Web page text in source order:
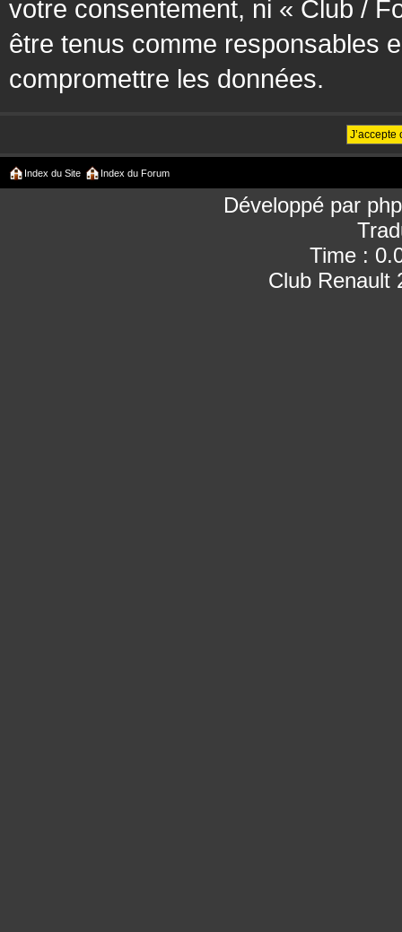
votre consentement, ni « Club /
être tenus comme responsables
compromettre les données.
Index du Site Index du Forum
Développé par
Time :
Club Renault